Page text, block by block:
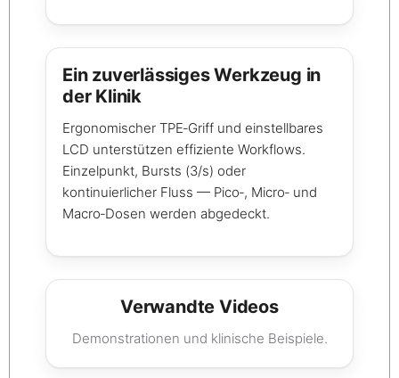
Ein zuverlässiges Werkzeug in
der Klinik
Ergonomischer TPE‑Griff und einstellbares
LCD unterstützen effiziente Workflows.
Einzelpunkt, Bursts (3/s) oder
kontinuierlicher Fluss — Pico‑, Micro‑ und
Macro‑Dosen werden abgedeckt.
Verwandte Videos
Demonstrationen und klinische Beispiele.